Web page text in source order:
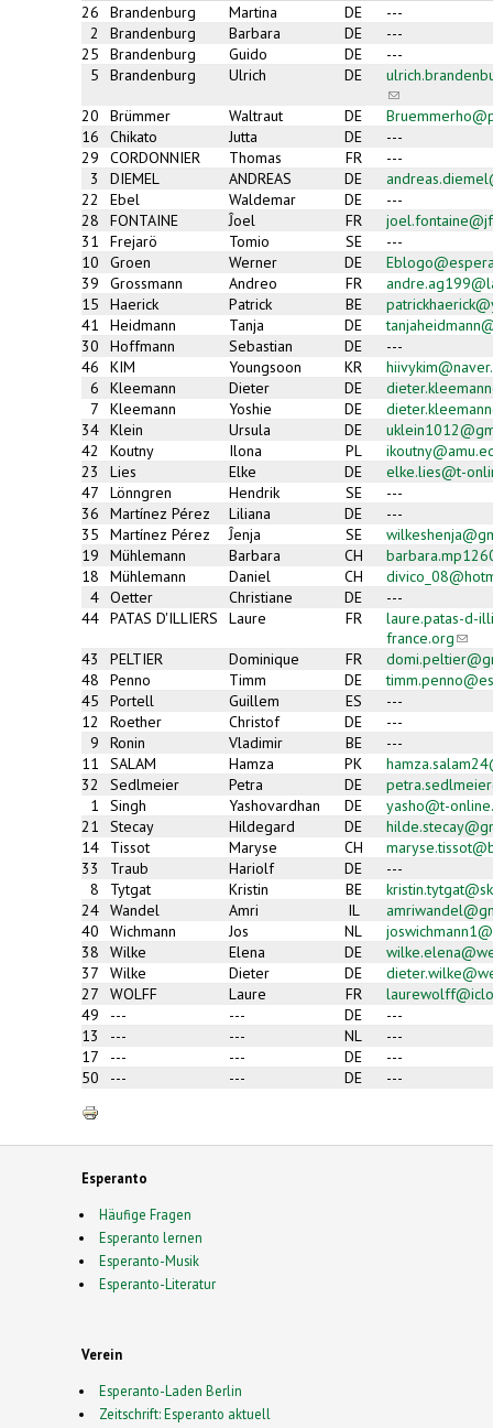
26
Brandenburg Martina DE
---
2
Brandenburg Barbara DE
---
25
Brandenburg Guido DE
---
5
Brandenburg Ulrich DE
(link
sends
e-
mail)
20 Brümmer Waltraut DE
16
Chikato Jutta DE
---
29
CORDONNIER Thomas FR
---
3
DIEMEL ANDREAS DE
22
Ebel Waldemar DE
---
28
FONTAINE Ĵoel FR
31
Frejarö Tomio SE
---
10
Groen Werner DE
39
Grossmann Andreo FR
15
Haerick Patrick BE
41
Heidmann Tanja DE
30
Hoffmann Sebastian DE
---
46
KIM Youngsoon KR
6
Kleemann Dieter DE
7
Kleemann Yoshie DE
34 Klein Ursula DE
42
Koutny Ilona PL
23
Lies Elke DE
elke.lies@t-
47
Lönngren Hendrik SE
---
36
Martínez Pérez Liliana DE
---
35
Martínez Pérez Ĵenja SE
19
Mühlemann Barbara CH
18
Mühlemann Daniel CH
4 Oetter Christiane DE
---
44 PATAS D'ILLIERS Laure FR
laure.patas-d-
france.org(link
sends
e-
43 PELTIER Dominique FR
48
Penno Timm DE
45
Portell Guillem ES
---
12
Roether Christof DE
---
9
Ronin Vladimir BE
---
11
SALAM Hamza PK
32
Sedlmeier Petra DE
1
Singh Yashovardhan DE
yasho@t-
21
Stecay Hildegard DE
14
Tissot Maryse CH
33
Traub Hariolf DE
---
8
Tytgat Kristin BE
24 Wandel Amri IL
40
Wichmann Jos NL
38
Wilke Elena DE
37
Wilke Dieter DE
27
WOLFF Laure FR
49
--- --- DE
---
13
--- --- NL
---
17
--- --- DE
---
50
--- --- DE ---
Esperanto
Häufige Fragen
Esperanto lernen
Esperanto-Musik
Esperanto-Literatur
Verein
Esperanto-Laden Berlin
Zeitschrift: Esperanto aktuell